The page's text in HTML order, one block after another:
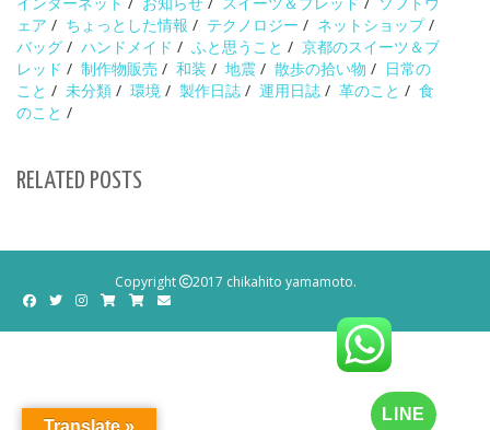
ェア / ちょっとした情報 / テクノロジー / ネットショップ/
バッグ / ハンドメイド / ふと思うこと / 京都のスイーツ＆ブ
レッド / 制作物販売 / 和装 / 地震 / 散歩の拾い物 / 日常の
こと / 未分類 / 環境 / 製作日誌 / 運用日誌 / 革のこと / 食
のこと /
RELATED POSTS
Copyright 2017 chikahito yamamoto.
Translate »
LINE